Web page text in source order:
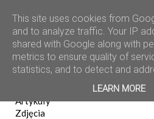
Home
Artykuły
Zdjęcia
This site uses cookies from
and to analyze traffic. Your IP
shared with Google along with
metrics to ensure quality of
statistics, and to detect and
LEARN MORE